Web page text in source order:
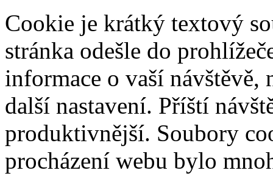
Cookie je krátký textový
stránka odešle do
informace o vaší
další nastavení. Příští
produktivnější. Soubory
procházení webu bylo